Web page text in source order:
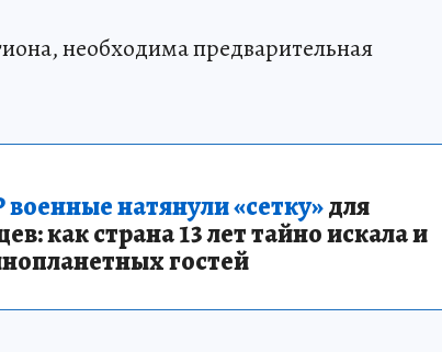
необходима предварительная
натянули «сетку»для
как страна 13 лет тайно искала и
гостей